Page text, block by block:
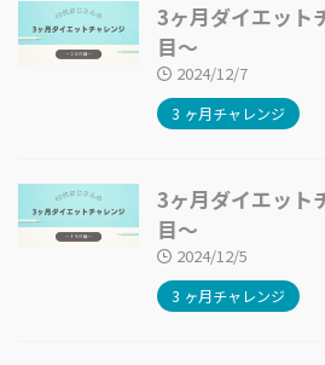
3ヶ月ダイエット
目〜
2024/12/7
3 ヶ月チャレンジ
3ヶ月ダイエット
目〜
2024/12/5
3 ヶ月チャレンジ